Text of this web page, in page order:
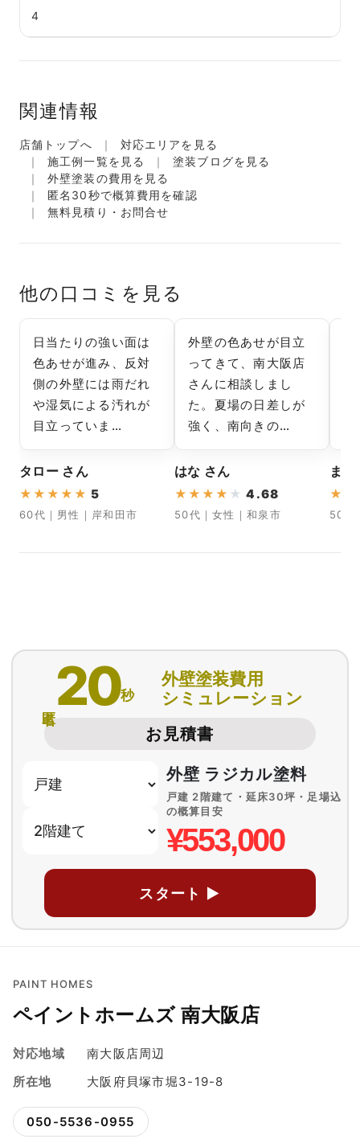
4
関連情報
店舗トップへ
対応エリアを見る
施工例一覧を見る
塗装ブログを見る
外壁塗装の費用を見る
匿名30秒で概算費用を確認
無料見積り・お問合せ
他の口コミを見る
日当たりの強い面は
色あせが進み、反対
側の外壁には雨だれ
や湿気による汚れが
目立っていま…
タロー さん
★ ★ ★ ★ ★ 5
60代｜男性｜岸和田市
外壁の色あせが目立
ってきて、南大阪店
さんに相談しまし
た。夏場の日差しが
強く、南向きの…
はな さん
★ ★ ★ ★ ★ 4.68
50代｜女性｜和泉市
ま
★
50代
20秒
外壁塗装費用
シミュレーション
お見積書
外壁 ラジカル塗料
戸建 2階建て・延床30坪・足場込
の概算目安
¥553,000
スタート ▶
PAINT HOMES
ペイントホームズ 南大阪店
対応地域
南大阪店周辺
所在地
大阪府貝塚市堀3-19-8
050-5536-0955